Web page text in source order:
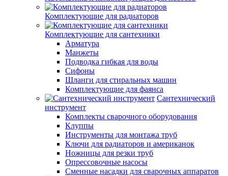
Комплектующие для радиаторов
Комплектующие для сантехники
Арматура
Манжеты
Подводка гибкая для воды
Сифоны
Шланги для стиральных машин
Комплектующие для фаянса
Сантехнический
инструмент
Комплекты сварочного оборудования
Клуппы
Инструменты для монтажа труб
Ключи для радиаторов и американок
Ножницы для резки труб
Опрессовочные насосы
Сменные насадки для сварочных аппаратов